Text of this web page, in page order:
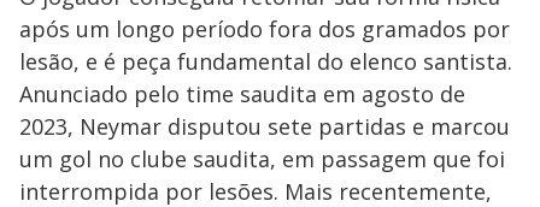
após um longo período fora dos gramados por
lesão, e é peça fundamental do elenco santista.
Anunciado pelo time saudita em agosto de
2023, Neymar disputou sete partidas e marcou
um gol no clube saudita, em passagem que foi
interrompida por lesões. Mais recentemente,